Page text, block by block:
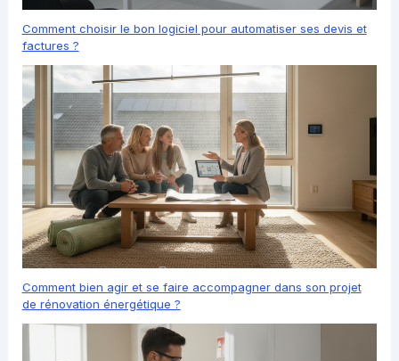
Comment choisir le bon logiciel pour automatiser ses devis et
factures ?
Comment bien agir et se faire accompagner dans son projet
de rénovation énergétique ?